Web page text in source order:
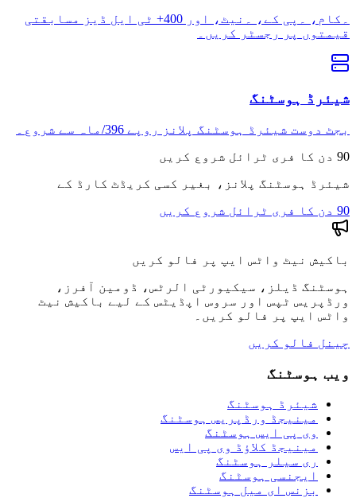
۔کام، ۔پی کے، ۔نیٹ، اور 400+ ٹی ایل ڈیز مسابقتی
قیمتوں پر رجسٹر کریں۔
شیئرڈ ہوسٹنگ
بجٹ دوست شیئرڈ ہوسٹنگ پلانز روپے 396/ماہ سے شروع۔
90 دن کا فری ٹرائل شروع کریں
شیئرڈ ہوسٹنگ پلانز، بغیر کسی کریڈٹ کارڈ کے
90 دن کا فری ٹرائل شروع کریں
باکیش نیٹ واٹس ایپ پر فالو کریں
ہوسٹنگ ڈیلز، سیکیورٹی الرٹس، ڈومین آفرز،
ورڈپریس ٹپس اور سروس اپڈیٹس کے لیے باکیش نیٹ
واٹس ایپ پر فالو کریں۔
چینل فالو کریں
ویب ہوسٹنگ
شیئرڈ ہوسٹنگ
مینیجڈ ورڈپریس ہوسٹنگ
وی پی ایس ہوسٹنگ
مینیجڈ کلاؤڈ وی پی ایس
ری سیلر ہوسٹنگ
ایجنسی ہوسٹنگ
بزنس ای میل ہوسٹنگ